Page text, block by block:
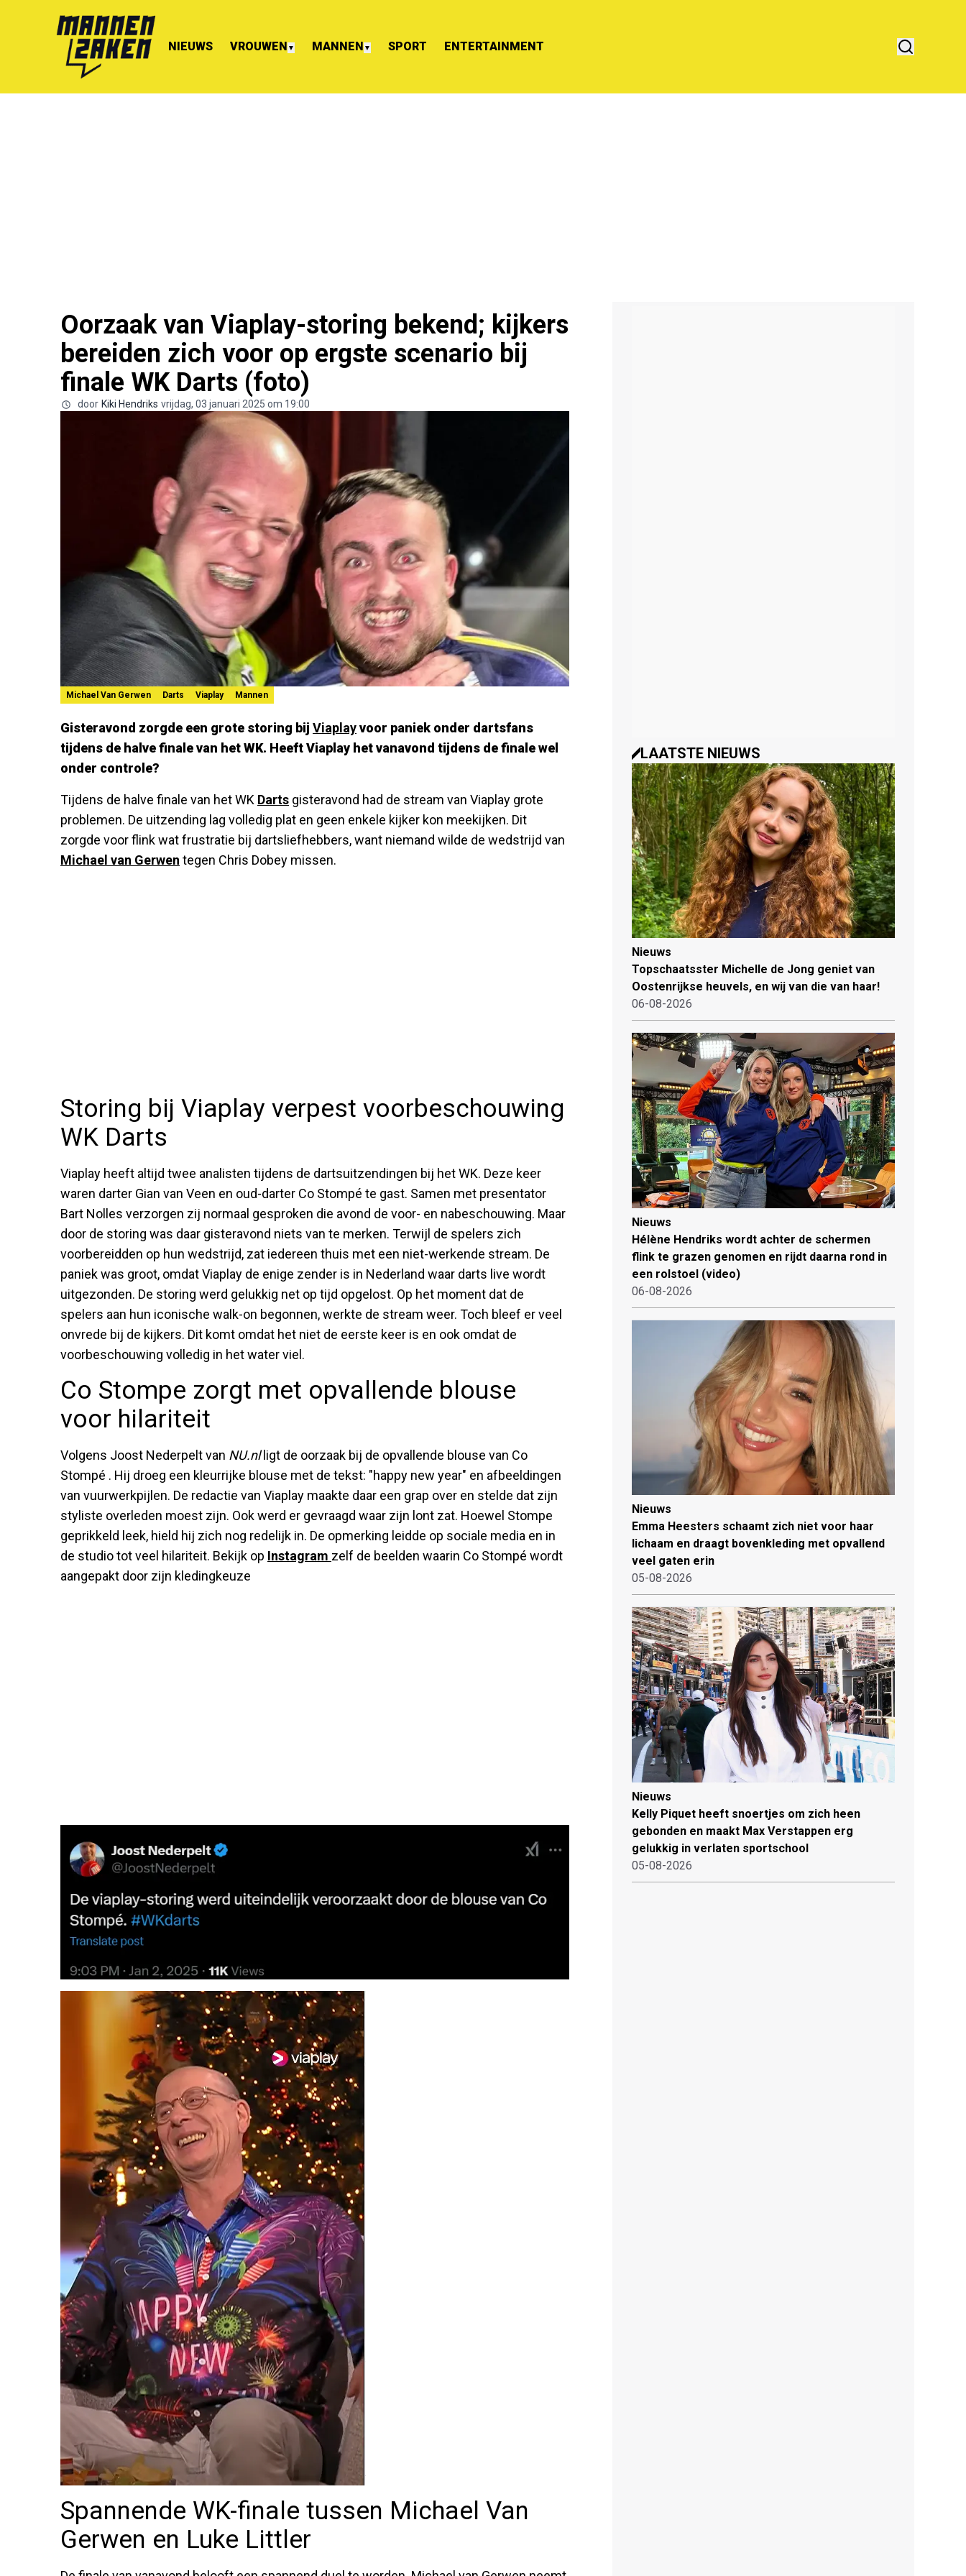
NIEUWS VROUWEN ▼ MANNEN ▼ SPORT ENTERTAINMENT
Oorzaak van Viaplay-storing bekend; kijkers
bereiden zich voor op ergste scenario bij
finale WK Darts (foto)
door Kiki Hendriks vrijdag, 03 januari 2025 om 19:00
Michael Van Gerwen Darts Viaplay Mannen
Gisteravond zorgde een grote storing bij Viaplayvoor paniek onder dartsfans
tijdens de halve finale van het WK. Heeft Viaplay het vanavond tijdens de finale wel
onder controle?
Tijdens de halve finale van het WK Darts gisteravond had de stream van Viaplay grote
problemen. De uitzending lag volledig plat en geen enkele kijker kon meekijken. Dit
zorgde voor flink wat frustratie bij dartsliefhebbers, want niemand wilde de wedstrijd van
Michael van Gerwen tegen Chris Dobey missen.
Storing bij Viaplay verpest voorbeschouwing
WK Darts
Viaplay heeft altijd twee analisten tijdens de dartsuitzendingen bij het WK. Deze keer
waren darter Gian van Veen en oud-darter Co Stompé te gast. Samen met presentator
Bart Nolles verzorgen zij normaal gesproken die avond de voor- en nabeschouwing. Maar
door de storing was daar gisteravond niets van te merken. Terwijl de spelers zich
voorbereidden op hun wedstrijd, zat iedereen thuis met een niet-werkende stream. De
paniek was groot, omdat Viaplay de enige zender is in Nederland waar darts live wordt
uitgezonden. De storing werd gelukkig net op tijd opgelost. Op het moment dat de
spelers aan hun iconische walk-on begonnen, werkte de stream weer. Toch bleef er veel
onvrede bij de kijkers. Dit komt omdat het niet de eerste keer is en ook omdat de
voorbeschouwing volledig in het water viel.
Co Stompe zorgt met opvallende blouse
voor hilariteit
Volgens Joost Nederpelt van NU.nlligt de oorzaak bij de opvallende blouse van Co
Stompé . Hij droeg een kleurrijke blouse met de tekst: "happy new year" en afbeeldingen
van vuurwerkpijlen. De redactie van Viaplay maakte daar een grap over en stelde dat zijn
styliste overleden moest zijn. Ook werd er gevraagd waar zijn lont zat. Hoewel Stompe
geprikkeld leek, hield hij zich nog redelijk in. De opmerking leidde op sociale media en in
de studio tot veel hilariteit. Bekijk op Instagram zelf de beelden waarin Co Stompé wordt
aangepakt door zijn kledingkeuze
Spannende WK-finale tussen Michael Van
Gerwen en Luke Littler
LAATSTE NIEUWS
Nieuws
Topschaatsster Michelle de Jong geniet van
Oostenrijkse heuvels, en wij van die van haar!
06-08-2026
Nieuws
Hélène Hendriks wordt achter de schermen
flink te grazen genomen en rijdt daarna rond in
een rolstoel (video)
06-08-2026
Nieuws
Emma Heesters schaamt zich niet voor haar
lichaam en draagt bovenkleding met opvallend
veel gaten erin
05-08-2026
Nieuws
Kelly Piquet heeft snoertjes om zich heen
gebonden en maakt Max Verstappen erg
gelukkig in verlaten sportschool
05-08-2026